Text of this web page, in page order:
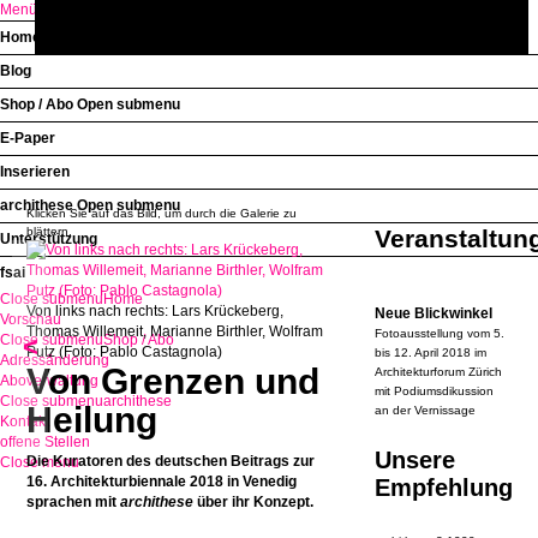
Menü
Home
Blog
Shop / Abo Open submenu
E-Paper
Inserieren
archithese Open submenu
Unterstützung
fsai
Close submenuHome
Vorschau
Close submenuShop / Abo
Adressänderung
Aboverwaltung
Close submenuarchithese
Kontakt
offene Stellen
Klicken Sie auf das Bild, um durch die Galerie zu
blättern.
Von links nach rechts: Lars Krückeberg,
Thomas Willemeit, Marianne Birthler, Wolfram
Putz (Foto: Pablo Castagnola)
<
Von Grenzen und
Heilung
Die Kuratoren des deutschen Beitrags zur
16. Architekturbiennale 2018 in Venedig
sprachen mitarchithese über ihr Konzept.
Neue Blickwinkel
Fotoausstellung vom 5.
bis 12. April 2018 im
Architekturforum Zürich
mit Podiumsdikussion
an der Vernissage
Unsere
Empfehlung
Close menu